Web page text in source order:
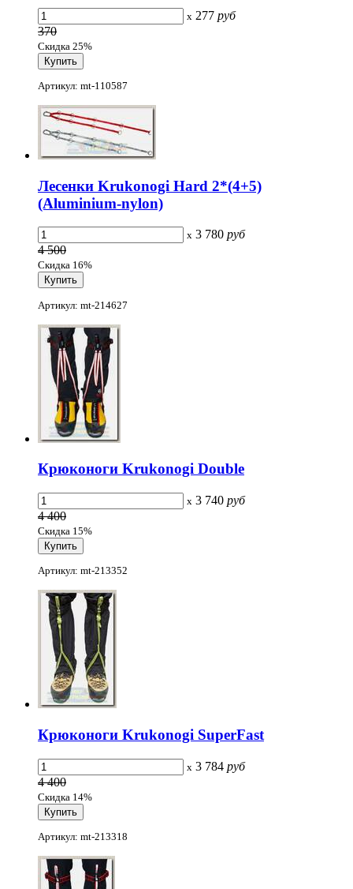
x 277 руб
370
Скидка 25%
Артикул: mt-110587
Лесенки Krukonogi Hard 2*(4+5)
(Aluminium-nylon)
x 3 780 руб
4 500
Скидка 16%
Артикул: mt-214627
Крюконоги Krukonogi Double
x 3 740 руб
4 400
Скидка 15%
Артикул: mt-213352
Крюконоги Krukonogi SuperFast
x 3 784 руб
4 400
Скидка 14%
Артикул: mt-213318